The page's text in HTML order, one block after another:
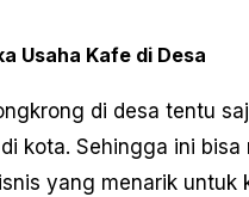
Usaha Kafe di Desa
di desa tentu
kota. Sehingga ini bisa
yang menarik untuk